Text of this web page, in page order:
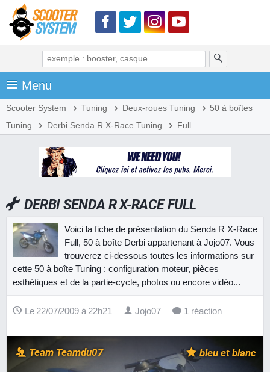
Menu
Scooter System Tuning Deux-roues Tuning
50 à boîtes
Tuning
Derbi Senda R X-Race Tuning Full
DERBI SENDA R X-RACE FULL
Voici la fiche de présentation du Senda R X-Race
Full, 50 à boîte Derbi appartenant à Jojo07. Vous
trouverez ci-dessous toutes les informations sur
cette 50 à boîte Tuning : configuration moteur, pièces
esthétiques et de la partie-cycle, photos ou encore vidéo...
Le 22/07/2009 à 22h21 Jojo07 1 réaction
Team Teamdu07 bleu et blanc